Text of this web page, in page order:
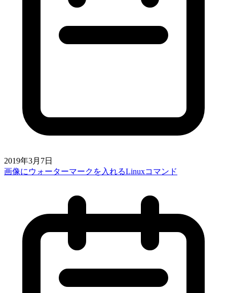
2019年3月7日
画像にウォーターマークを入れるLinuxコマンド